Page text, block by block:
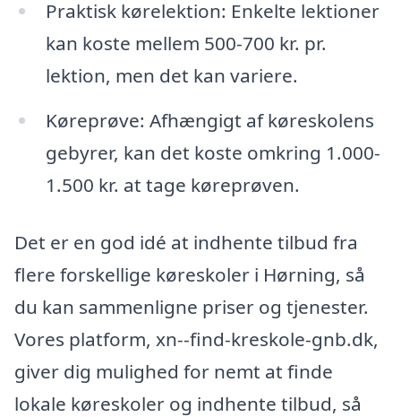
Praktisk kørelektion: Enkelte lektioner
kan koste mellem 500-700 kr. pr.
lektion, men det kan variere.
Køreprøve: Afhængigt af køreskolens
gebyrer, kan det koste omkring 1.000-
1.500 kr. at tage køreprøven.
Det er en god idé at indhente tilbud fra
flere forskellige køreskoler i Hørning, så
du kan sammenligne priser og tjenester.
Vores platform, xn--find-kreskole-gnb.dk,
giver dig mulighed for nemt at finde
lokale køreskoler og indhente tilbud, så